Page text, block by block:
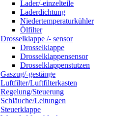
Lader/-einzelteile
Laderdichtung
Niedertemperaturkühler
Ölfilter
Drosselklappe /- sensor
Drosselklappe
Drosselklappensensor
Drosselklappenstutzen
Gaszug/-gestänge
Luftfilter/Luftfilterkasten
Regelung/Steuerung
Schläuche/Leitungen
Steuerklappe